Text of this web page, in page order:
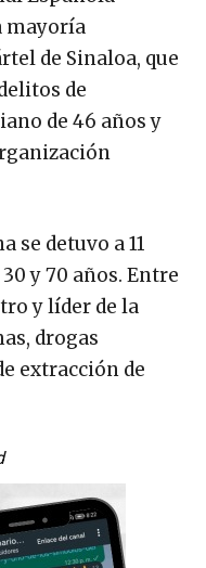
mayoría
de Sinaloa, que
de
de 46 años y
se detuvo a 11
y 70 años. Entre
y líder de la
drogas
extracción de